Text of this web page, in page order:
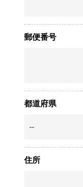
郵便番号
都道府県
住所